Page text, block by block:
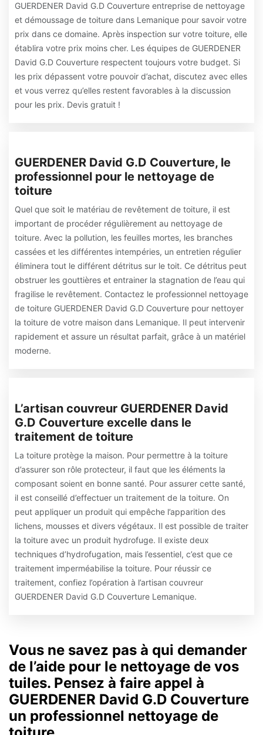
GUERDENER David G.D Couverture entreprise de nettoyage
et démoussage de toiture dans Lemanique pour savoir votre
prix dans ce domaine. Après inspection sur votre toiture, elle
établira votre prix moins cher. Les équipes de GUERDENER
David G.D Couverture respectent toujours votre budget. Si
les prix dépassent votre pouvoir d’achat, discutez avec elles
et vous verrez qu’elles restent favorables à la discussion
pour les prix. Devis gratuit !
GUERDENER David G.D Couverture, le
professionnel pour le nettoyage de
toiture
Quel que soit le matériau de revêtement de toiture, il est
important de procéder régulièrement au nettoyage de
toiture. Avec la pollution, les feuilles mortes, les branches
cassées et les différentes intempéries, un entretien régulier
éliminera tout le différent détritus sur le toit. Ce détritus peut
obstruer les gouttières et entrainer la stagnation de l’eau qui
fragilise le revêtement. Contactez le professionnel nettoyage
de toiture GUERDENER David G.D Couverture pour nettoyer
la toiture de votre maison dans Lemanique. Il peut intervenir
rapidement et assure un résultat parfait, grâce à un matériel
moderne.
L’artisan couvreur GUERDENER David
G.D Couverture excelle dans le
traitement de toiture
La toiture protège la maison. Pour permettre à la toiture
d’assurer son rôle protecteur, il faut que les éléments la
composant soient en bonne santé. Pour assurer cette santé,
il est conseillé d’effectuer un traitement de la toiture. On
peut appliquer un produit qui empêche l’apparition des
lichens, mousses et divers végétaux. Il est possible de traiter
la toiture avec un produit hydrofuge. Il existe deux
techniques d’hydrofugation, mais l’essentiel, c’est que ce
traitement imperméabilise la toiture. Pour réussir ce
traitement, confiez l’opération à l’artisan couvreur
GUERDENER David G.D Couverture Lemanique.
Vous ne savez pas à qui demander
de l’aide pour le nettoyage de vos
tuiles. Pensez à faire appel à
GUERDENER David G.D Couverture
un professionnel nettoyage de